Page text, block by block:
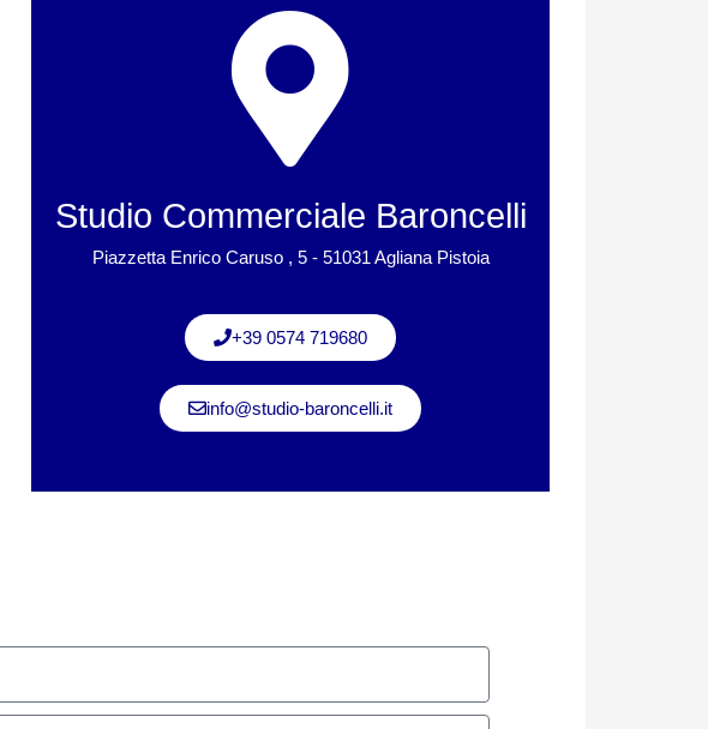
Studio Commerciale Baroncelli
Piazzetta Enrico Caruso , 5 - 51031 Agliana Pistoia
+39 0574 719680
info@studio-baroncelli.it